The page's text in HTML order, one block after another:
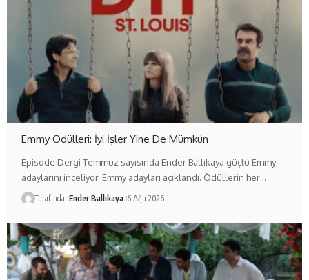
Emmy Ödülleri: İyi İşler Yine De Mümkün
Episode Dergi Temmuz sayısında Ender Ballıkaya güçlü Emmy
adaylarını inceliyor. Emmy adayları açıklandı. Ödüllerin her…
TarafındanEnder Ballıkaya 6 Ağu 2026